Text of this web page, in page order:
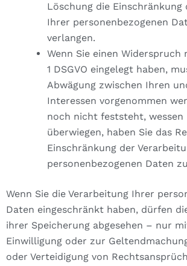
Löschung die Einschränkung
Ihrer personenbezogenen
verlangen.
Wenn Sie einen Widerspruch
1 DSGVO eingelegt haben,
Abwägung zwischen Ihren
Interessen vorgenommen
noch nicht feststeht, wessen
überwiegen, haben Sie das
Einschränkung der
personenbezogenen Daten
Wenn Sie die Verarbeitung Ihrer
Daten eingeschränkt haben, dürfen
ihrer Speicherung abgesehen – nur
Einwilligung oder zur
oder Verteidigung von